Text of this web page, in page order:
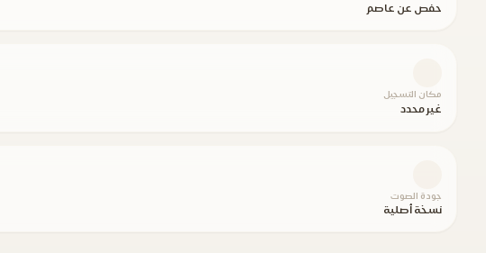
حفص عن عاصم
مكان التسجيل
غير محدد
جودة الصوت
نسخة أصلية